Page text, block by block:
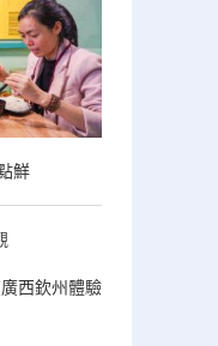
鮮
西欽州體驗